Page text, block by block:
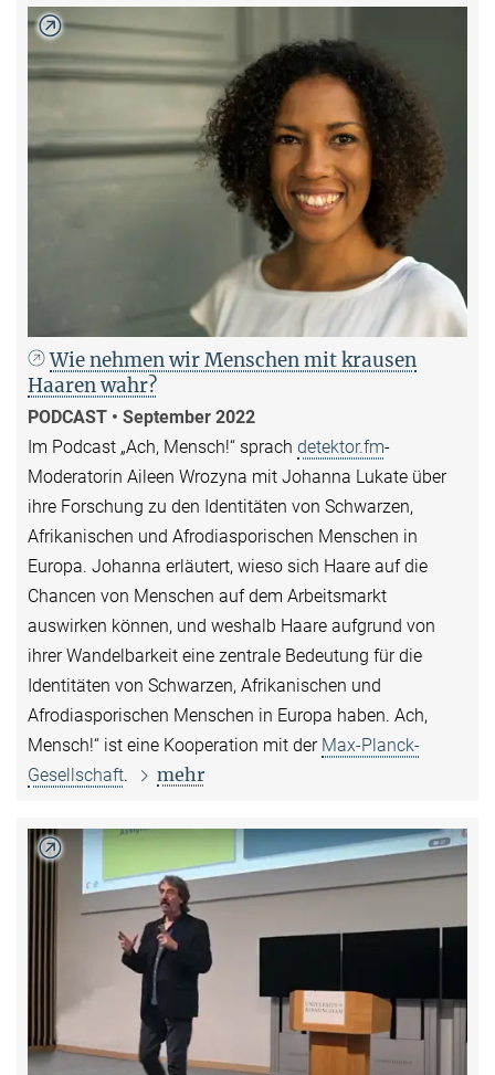
Wie nehmen wir Menschen mit krausen
Haaren wahr?
PODCAST • September 2022
Im Podcast „Ach, Mensch!“ sprach detektor.fm-
Moderatorin Aileen Wrozyna mit Johanna Lukate über
ihre Forschung zu den Identitäten von Schwarzen,
Afrikanischen und Afrodiasporischen Menschen in
Europa. Johanna erläutert, wieso sich Haare auf die
Chancen von Menschen auf dem Arbeitsmarkt
auswirken können, und weshalb Haare aufgrund von
ihrer Wandelbarkeit eine zentrale Bedeutung für die
Identitäten von Schwarzen, Afrikanischen und
Afrodiasporischen Menschen in Europa haben. Ach,
Mensch!“ ist eine Kooperation mit der Max-Planck-
Gesellschaft. mehr